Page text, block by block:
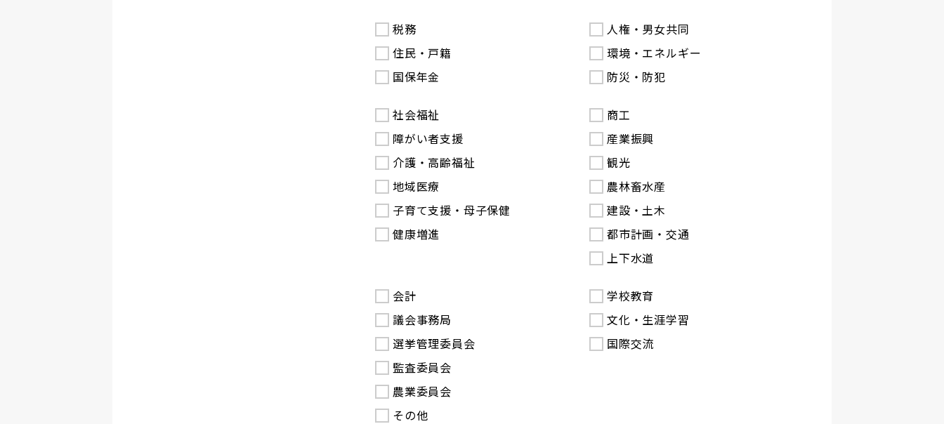
税務
住民・戸籍
国保年金
人権・男女共同
環境・エネルギー
防災・防犯
社会福祉
障がい者支援
介護・高齢福祉
地域医療
子育て支援・母子保健
健康増進
商工
産業振興
観光
農林畜水産
建設・土木
都市計画・交通
上下水道
会計
議会事務局
選挙管理委員会
監査委員会
農業委員会
その他
学校教育
文化・生涯学習
国際交流